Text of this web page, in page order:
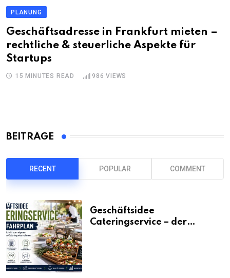
PLANUNG
Geschäftsadresse in Frankfurt mieten –
rechtliche & steuerliche Aspekte für
Startups
15 MINUTES READ 986 VIEWS
BEITRÄGE
RECENT POPULAR COMMENT
Geschäftsidee
Cateringservice – der